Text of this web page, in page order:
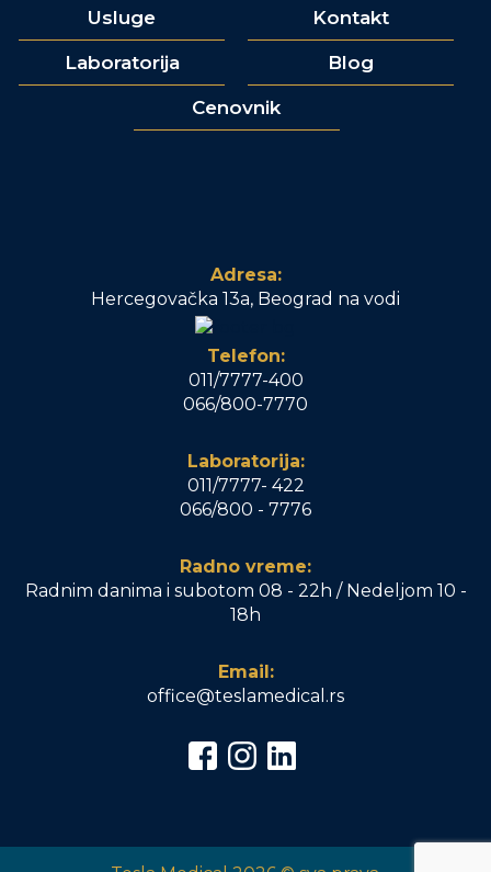
Usluge Kontakt
Laboratorija Blog
Cenovnik
Adresa:
Hercegovačka 13a, Beograd na vodi
Telefon:
011/7777-400
066/800-7770
Laboratorija:
011/7777- 422
066/800 - 7776
Radno vreme:
Radnim danima i subotom 08 - 22h / Nedeljom 10 -
18h
Email:
office@teslamedical.rs